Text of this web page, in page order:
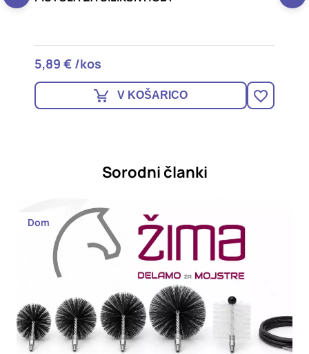
5,89 € /kos
V KOŠARICO
Sorodni članki
Dom